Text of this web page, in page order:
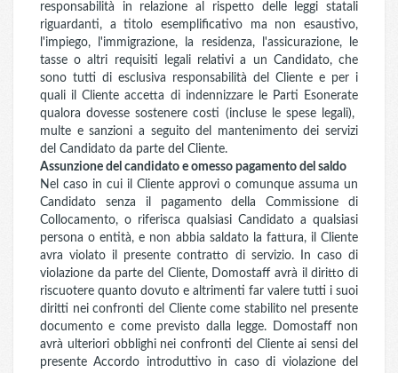
responsabilità in relazione al rispetto delle leggi statali
riguardanti, a titolo esemplificativo ma non esaustivo,
l'impiego, l'immigrazione, la residenza, l'assicurazione, le
tasse o altri requisiti legali relativi a un Candidato, che
sono tutti di esclusiva responsabilità del Cliente e per i
quali il Cliente accetta di indennizzare le Parti Esonerate
qualora dovesse sostenere costi (incluse le spese legali),
multe e sanzioni a seguito del mantenimento dei servizi
del Candidato da parte del Cliente.
Assunzione del candidato e omesso pagamento del saldo
Nel caso in cui il Cliente approvi o comunque assuma un
Candidato senza il pagamento della Commissione di
Collocamento, o riferisca qualsiasi Candidato a qualsiasi
persona o entità, e non abbia saldato la fattura, il Cliente
avra violato il presente contratto di servizio. In caso di
violazione da parte del Cliente, Domostaff avrà il diritto di
riscuotere quanto dovuto e altrimenti far valere tutti i suoi
diritti nei confronti del Cliente come stabilito nel presente
documento e come previsto dalla legge. Domostaff non
avrà ulteriori obblighi nei confronti del Cliente ai sensi del
presente Accordo introduttivo in caso di violazione del